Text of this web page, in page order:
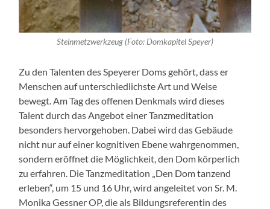
Steinmetzwerkzeug (Foto: Domkapitel Speyer)
Zu den Talenten des Speyerer Doms gehört, dass er
Menschen auf unterschiedlichste Art und Weise
bewegt. Am Tag des offenen Denkmals wird dieses
Talent durch das Angebot einer Tanzmeditation
besonders hervorgehoben. Dabei wird das Gebäude
nicht nur auf einer kognitiven Ebene wahrgenommen,
sondern eröffnet die Möglichkeit, den Dom körperlich
zu erfahren. Die Tanzmeditation „Den Dom tanzend
erleben“, um 15 und 16 Uhr, wird angeleitet von Sr. M.
Monika Gessner OP, die als Bildungsreferentin des